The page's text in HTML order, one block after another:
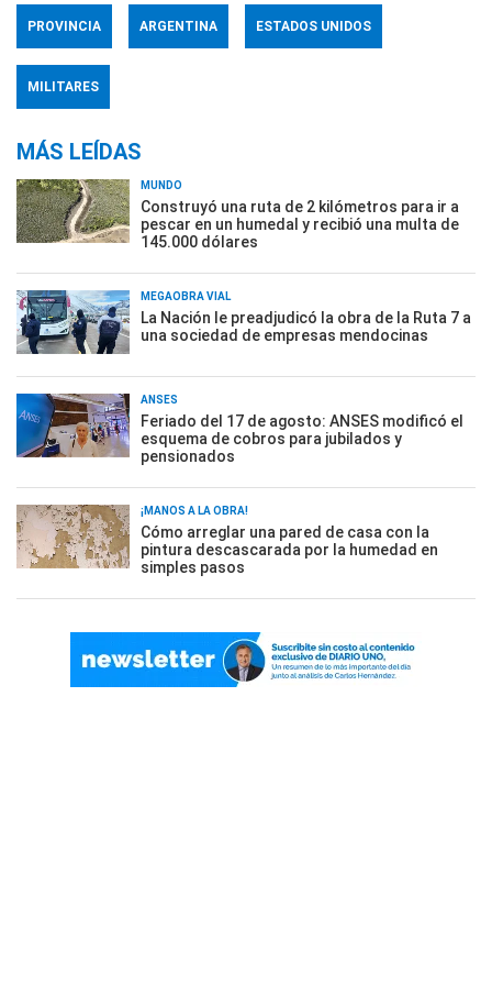
PROVINCIA ARGENTINA ESTADOS UNIDOS
MILITARES
MÁS LEÍDAS
MUNDO
Construyó una ruta de 2 kilómetros para ir a
pescar en un humedal y recibió una multa de
145.000 dólares
MEGAOBRA VIAL
La Nación le preadjudicó la obra de la Ruta 7 a
una sociedad de empresas mendocinas
ANSES
Feriado del 17 de agosto: ANSES modificó el
esquema de cobros para jubilados y
pensionados
¡MANOS A LA OBRA!
Cómo arreglar una pared de casa con la
pintura descascarada por la humedad en
simples pasos